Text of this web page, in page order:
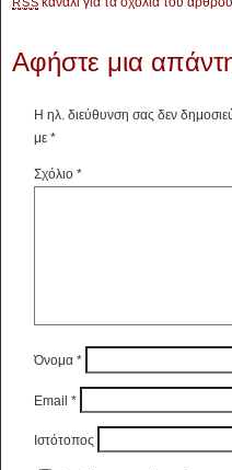
Αφήστε μια
Η ηλ. διεύθυνση σας δεν
με *
Σχόλιο *
Όνομα *
Email *
Ιστότοπος